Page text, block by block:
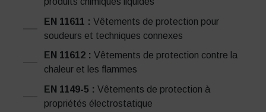
EN 11611 : Vêtements de protection pour
soudeurs et techniques connexes
EN 11612 : Vêtements de protection contre la
chaleur et les flammes
EN 1149-5 : Vêtements de protection à
propriétés électrostatique